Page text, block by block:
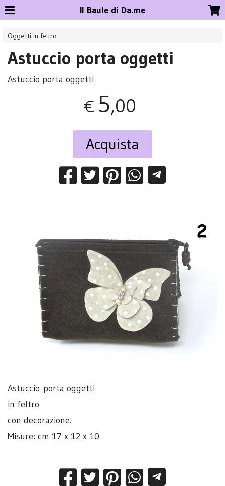
Il Baule di Da.me
Oggetti in feltro
Astuccio porta oggetti
Astuccio porta oggetti
€ 5,00
Acquista
Astuccio porta oggetti
in feltro
con decorazione.
Misure: cm 17 x 12 x 10